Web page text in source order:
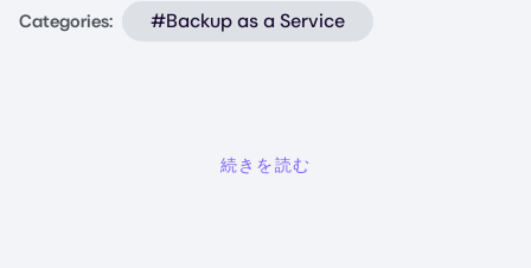
Categories: #Backup as a Service
続きを読む